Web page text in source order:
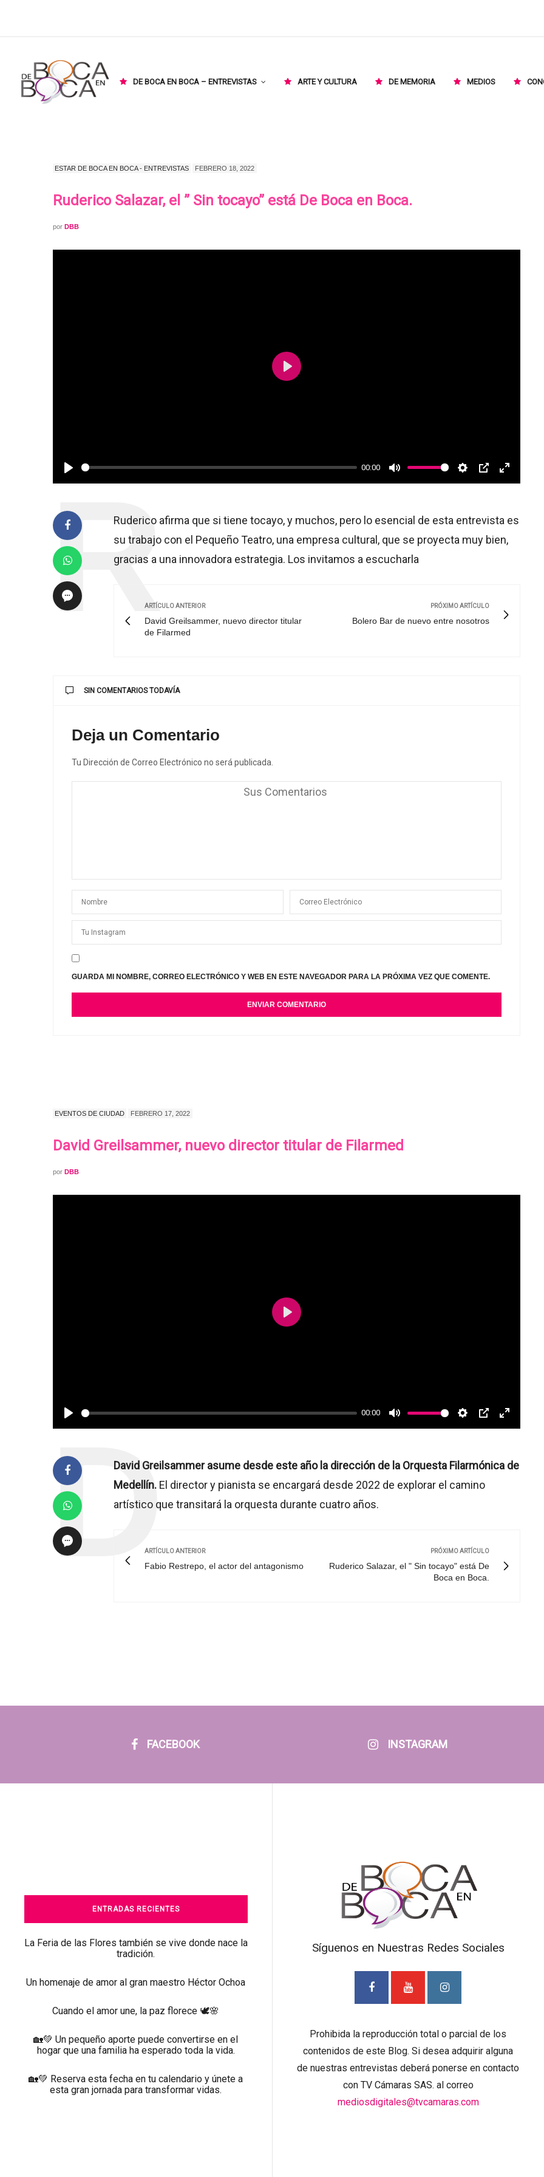
DE BOCA EN BOCA – ENTREVISTAS ARTE Y CULTURA DE MEMORIA MEDIOS
ESTAR DE BOCA EN BOCA - ENTREVISTAS FEBRERO 18, 2022
Ruderico Salazar, el ” Sin tocayo” está De Boca en Boca.
por DBB
Play
00:00
Mute Settings
PIP Enter
Play
Ruderico afirma que si tiene tocayo, y muchos, pero lo esencial de esta entrevista es
su trabajo con el Pequeño Teatro, una empresa cultural, que se proyecta muy bien,
gracias a una innovadora estrategia. Los invitamos a escucharla
ARTÍCULO ANTERIOR
David Greilsammer, nuevo director titular
de Filarmed
PRÓXIMO ARTÍCULO
Bolero Bar de nuevo entre nosotros
SIN COMENTARIOS TODAVÍA
Deja un Comentario
Tu Dirección de Correo Electrónico no será publicada.
GUARDA MI NOMBRE, CORREO ELECTRÓNICO Y WEB EN ESTE NAVEGADOR PARA LA PRÓXIMA VEZ QUE COMENTE.
EVENTOS DE CIUDAD FEBRERO 17, 2022
David Greilsammer, nuevo director titular de Filarmed
por DBB
Play
00:00
Mute Settings
PIP Enter
Play
David Greilsammer asume desde este año la dirección de la Orquesta Filarmónica de
Medellín. El director y pianista se encargará desde 2022 de explorar el camino
artístico que transitará la orquesta durante cuatro años.
ARTÍCULO ANTERIOR
Fabio Restrepo, el actor del antagonismo
PRÓXIMO ARTÍCULO
Ruderico Salazar, el " Sin tocayo" está De
Boca en Boca.
FACEBOOK INSTAGRAM
ENTRADAS RECIENTES
La Feria de las Flores también se vive donde nace la
tradición.
Un homenaje de amor al gran maestro Héctor Ochoa
Cuando el amor une, la paz florece 🕊️🌸
🏡💚 Un pequeño aporte puede convertirse en el
hogar que una familia ha esperado toda la vida.
🏡💚 Reserva esta fecha en tu calendario y únete a
esta gran jornada para transformar vidas.
Síguenos en Nuestras Redes Sociales
Prohibida la reproducción total o parcial de los
contenidos de este Blog. Si desea adquirir alguna
de nuestras entrevistas deberá ponerse en contacto
con TV Cámaras SAS. al correo
mediosdigitales@tvcamaras.com